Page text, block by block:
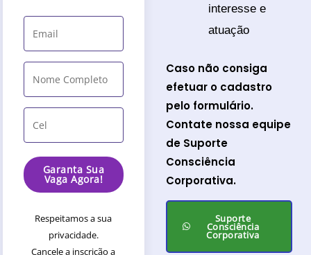
interesse e
atuação
Caso não consiga
efetuar o cadastro
pelo formulário.
Contate nossa equipe
de Suporte
Consciência
Corporativa.
Suporte
Consciência
Corporativa
Garanta Sua
Vaga Agora!
Respeitamos a sua
privacidade.
Cancele a inscrição a